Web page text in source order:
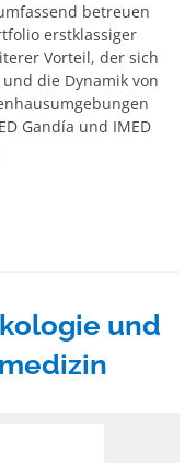
betreuen
erstklassiger
Vorteil, der sich
die Dynamik von
Gandía und IMED
und